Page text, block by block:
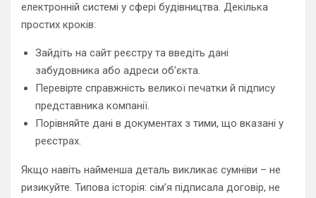
електронній системі у сфері будівництва. Декілька
простих кроків:
Зайдіть на сайт реєстру та введіть дані
забудовника або адреси об’єкта.
Перевірте справжність великої печатки й підпису
представника компанії.
Порівняйте дані в документах з тими, що вказані у
реєстрах.
Якщо навіть найменша деталь викликає сумніви – не
ризикуйте. Типова історія: сім’я підписала договір, не